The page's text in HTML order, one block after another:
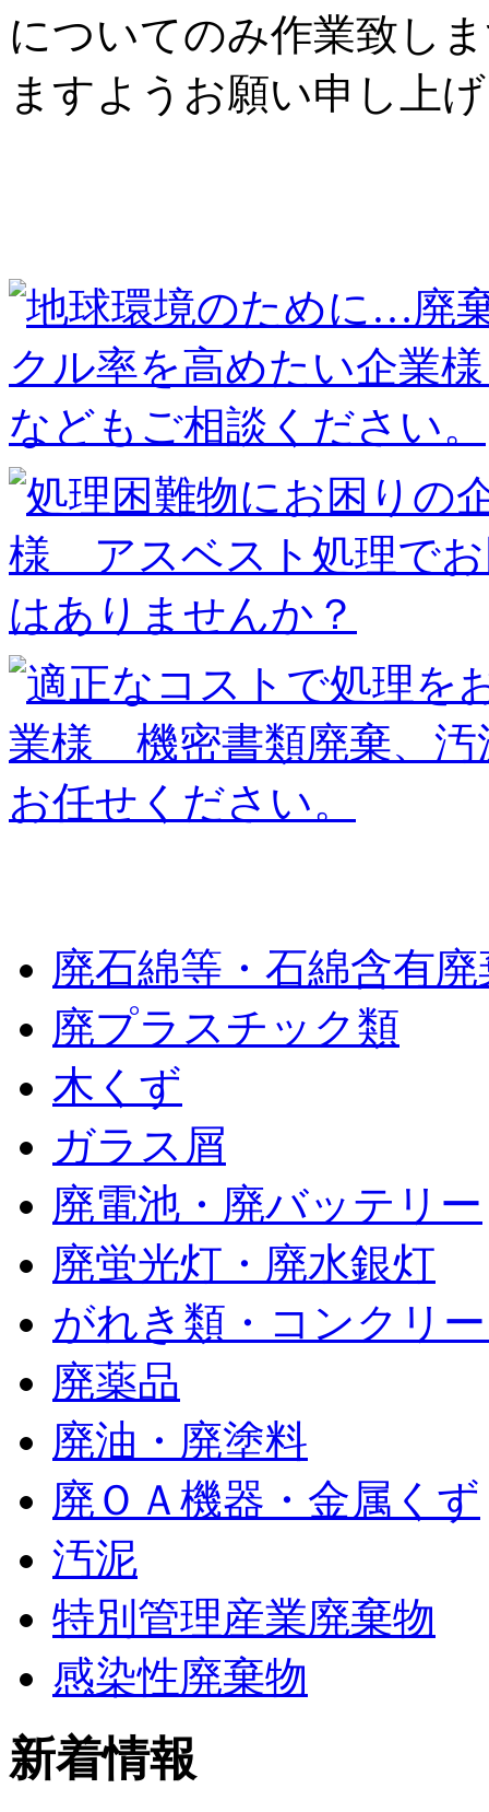
についてのみ作業致し
ますようお願い申し上
廃石綿等・石綿含有
廃プラスチック類
木くず
ガラス屑
廃電池・廃バッテリー
廃蛍光灯・廃水銀灯
がれき類・コンクリ
廃薬品
廃油・廃塗料
廃ＯＡ機器・金属くず
汚泥
特別管理産業廃棄物
感染性廃棄物
新着情報